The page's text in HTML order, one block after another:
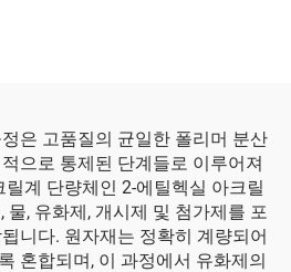
은 고품질의 균일한 폴리머 분산
으로 통제된 단계들로 이루어져
계 단량체인 2-에틸헥실 아크릴
물, 유화제, 개시제 및 첨가제를 포
니다. 원자재는 정확히 계량되어
혼합되며, 이 과정에서 유화제의